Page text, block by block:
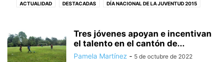
ACTUALIDAD DESTACADAS DÍA NACIONAL DE LA JUVENTUD 2015
GALERÍAS
PROGRAMACIÓN SEGMENTO SOCIAL TRANSMISIONES ESPECIALES
TV SUR DIGITAL TV SUR NOTICIAS TVSUR DIGITAL ÚLTIMA HORA
Tres jóvenes apoyan e incentivan
el talento en el cantón de...
Pamela Martínez - 5 de octubre de 2022